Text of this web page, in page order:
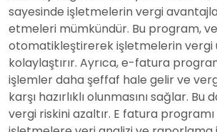
sayesinde işletmelerin vergi
etmeleri mümkündür. Bu program,
otomatikleştirerek işletmelerin vergi
kolaylaştırır. Ayrıca, e-fatura
işlemler daha şeffaf hale gelir ve
karşı hazırlıklı olunmasını sağlar.
vergi riskini azaltır. E fatura programı